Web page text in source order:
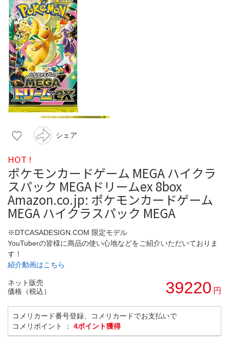
シェア
HOT !
ポケモンカードゲーム MEGA ハイクラ
スパック MEGAドリームex 8box
Amazon.co.jp: ポケモンカードゲーム
MEGA ハイクラスパック MEGA
※DTCASADESIGN.COM 限定モデル
YouTuberの皆様に商品の使い心地などをご紹介いただいておりま
す！
紹介動画はこちら
ネット販売
価格（税込）
39220 円
コメリカード番号登録、コメリカードでお支払いで
コメリポイント ： 4ポイント獲得